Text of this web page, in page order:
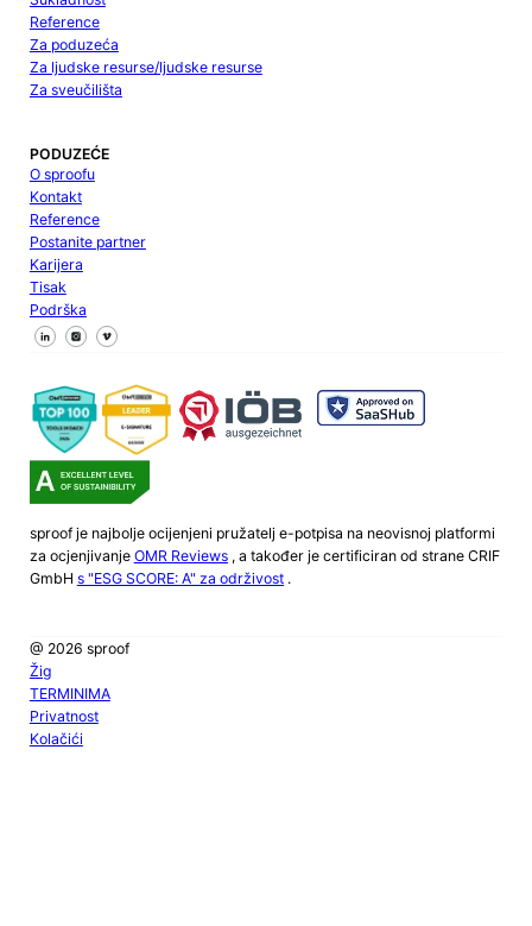
Reference
Za poduzeća
Za ljudske resurse/ljudske resurse
Za sveučilišta
PODUZEĆE
O sproofu
Kontakt
Reference
Postanite partner
Karijera
Tisak
Podrška
Pratite nas na Facebooku
Pratite nas na X
Pratite nas na LinkedInu
sproof je najbolje ocijenjeni pružatelj e-potpisa na neovisnoj platformi
za ocjenjivanje OMR Reviews, a također je certificiran od strane CRIF
GmbH s "ESG SCORE: A" za održivost.
@ 2026 sproof
Žig
TERMINIMA
Privatnost
Kolačići